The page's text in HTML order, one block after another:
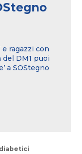
ragazzi con
del DM1 puoi
a SOStegno
diabetici